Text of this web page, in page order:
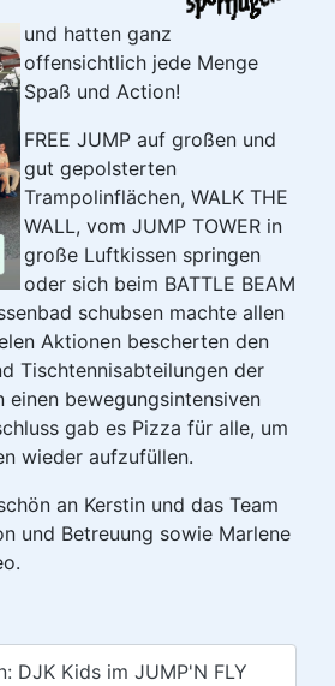
und hatten ganz
offensichtlich jede Menge
Spaß und Action!
FREE JUMP auf großen und
gut gepolsterten
Trampolinflächen, WALK THE
WALL, vom JUMP TOWER in
große Luftkissen springen
oder sich beim BATTLE BEAM
schubsen machte allen
Aktionen bescherten den
Tischtennisabteilungen der
einen bewegungsintensiven
gab es Pizza für alle, um
wieder aufzufüllen.
an Kerstin und das Team
und Betreuung sowie Marlene
DJK Kids im JUMP'N FLY